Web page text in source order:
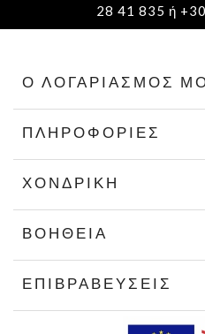
28 41 835 ή
Ο ΛΟΓΑΡΙΑΣΜΌΣ
ΠΛΗΡΟΦΟΡΊΕΣ
ΧΟΝΔΡΙΚΉ
ΒΟΉΘΕΙΑ
ΕΠΙΒΡΑΒΕΎΣΕΙΣ